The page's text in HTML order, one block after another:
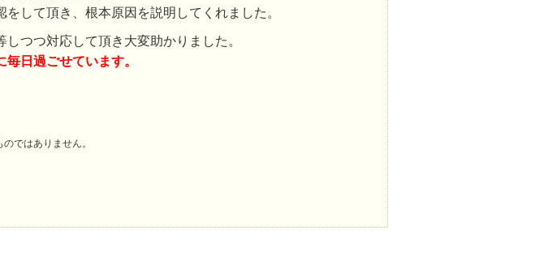
して頂き、根本原因を説明してくれました。
つつ対応して頂き大変助かりました。
日過ごせています。
ではありません。